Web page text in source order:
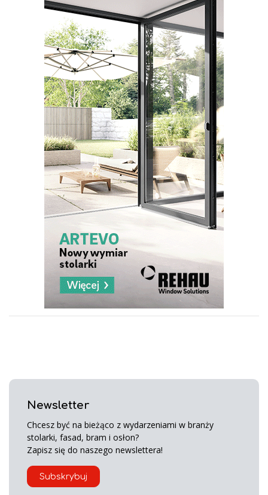
Newsletter
Chcesz być na bieżąco z wydarzeniami w branży
stolarki, fasad, bram i osłon?
Zapisz się do naszego newslettera!
Subskrybuj